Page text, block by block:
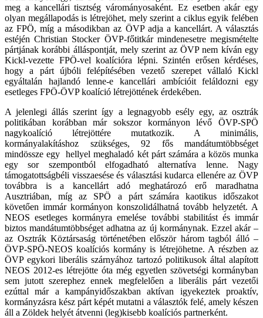
meg a kancellári tisztség várományosaként. Ez esetben akár egy
olyan megállapodás is létrejöhet, mely szerint a ciklus egyik felében
az FPÖ, míg a másodikban az ÖVP adja a kancellárt. A választás
estéjén Christian Stocker ÖVP-főtitkár mindenesetre megismételte
pártjának korábbi álláspontját, mely szerint az ÖVP nem kíván egy
Kickl-vezette FPÖ-vel koalícióra lépni. Szintén erősen kérdéses,
hogy a párt újbóli felépítésében vezető szerepet vállaló Kickl
egyáltalán hajlandó lenne-e kancellári ambícióit feláldozni egy
esetleges FPÖ-ÖVP koalíció létrejöttének érdekében.
A jelenlegi állás szerint így a legnagyobb esély egy, az osztrák
politikában korábban már sokszor kormányon lévő ÖVP-SPÖ
nagykoalíció létrejöttére mutatkozik. A minimális,
kormányalakításhoz szükséges, 92 fős mandátumtöbbséget
mindössze egy hellyel meghaladó két párt számára a közös munka
egy sor szempontból elfogadható alternatíva lenne. Nagy
támogatottságbéli visszaesése és választási kudarca ellenére az ÖVP
továbbra is a kancellárt adó meghatározó erő maradhatna
Ausztriában, míg az SPÖ a párt számára kaotikus időszakot
követően immár kormányon konszolidálhatná tovább helyzetét. A
NEOS esetleges kormányra emelése további stabilitást és immár
biztos mandátumtöbbséget adhatna az új kormánynak. Ezzel akár –
az Osztrák Köztársaság történetében először három tagból álló –
ÖVP-SPÖ-NEOS koalíciós kormány is létrejöhetne. A részben az
ÖVP egykori liberális szárnyához tartozó politikusok által alapított
NEOS 2012-es létrejötte óta még egyetlen szövetségi kormányban
sem jutott szerephez ennek megfelelően a liberális párt vezetői
ezúttal már a kampányidőszakban aktívan igyekeztek proaktív,
kormányzásra kész párt képét mutatni a választók felé, amely készen
áll a Zöldek helyét átvenni (leg)kisebb koalíciós partnerként.